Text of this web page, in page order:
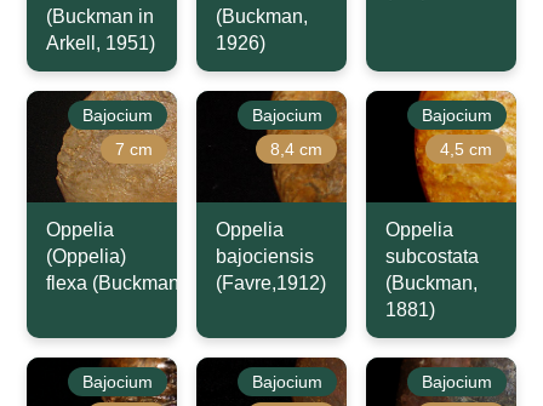
(Buckman in
Arkell, 1951)
(Buckman,
1926)
Bajocium
7 cm
Oppelia
(Oppelia)
flexa (Buckman,1924)
Bajocium
8,4 cm
Oppelia
bajociensis
(Favre,1912)
Bajocium
4,5 cm
Oppelia
subcostata
(Buckman,
1881)
Bajocium
Bajocium
Bajocium